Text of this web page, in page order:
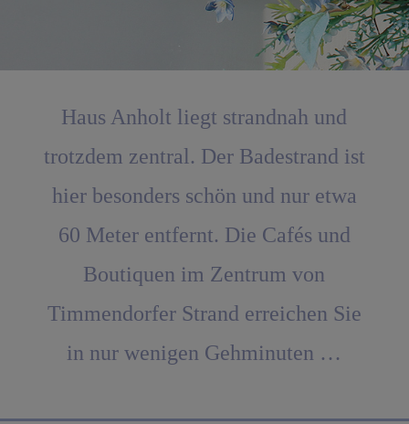
Haus Anholt liegt strandnah und
trotzdem zentral. Der Badestrand ist
hier besonders schön und nur etwa
60 Meter entfernt. Die Cafés und
Boutiquen im Zentrum von
Timmendorfer Strand erreichen Sie
in nur wenigen Gehminuten …